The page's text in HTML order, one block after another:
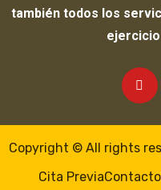
también todos los
ejercicio
Copyright © All rights
Cita PreviaContacto